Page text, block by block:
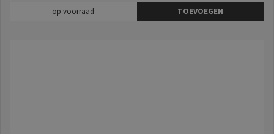
op voorraad TOEVOEGEN